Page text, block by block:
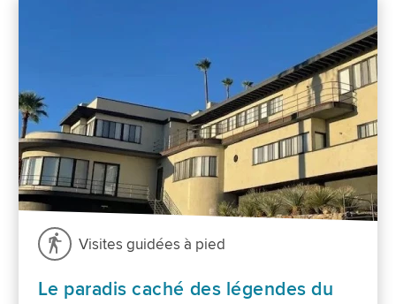
Visites guidées à pied
Le paradis caché des légendes du